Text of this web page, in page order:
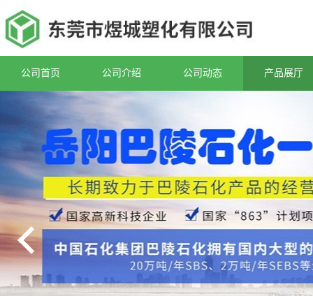
公司首页 公司介绍 公司动态 产品展厅